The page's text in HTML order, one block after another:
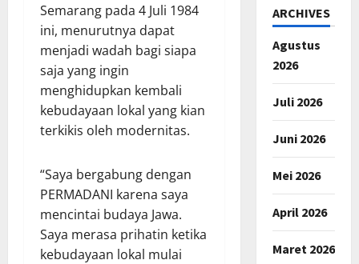
Semarang pada 4 Juli 1984
ini, menurutnya dapat
menjadi wadah bagi siapa
saja yang ingin
menghidupkan kembali
kebudayaan lokal yang kian
terkikis oleh modernitas.
“Saya bergabung dengan
PERMADANI karena saya
mencintai budaya Jawa.
Saya merasa prihatin ketika
kebudayaan lokal mulai
ARCHIVES
Agustus
2026
Juli 2026
Juni 2026
Mei 2026
April 2026
Maret 2026